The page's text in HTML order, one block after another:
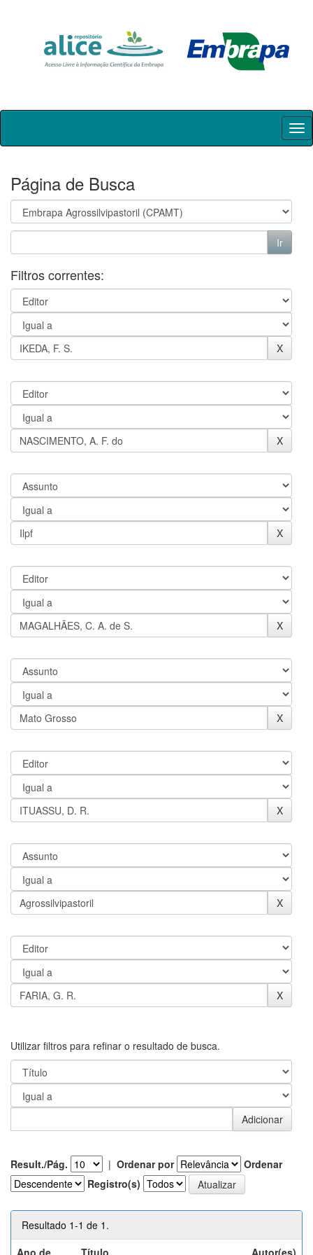
Skip
Página de Busca
Filtros correntes:
Utilizar filtros para refinar o resultado de busca.
Result./Pág. | Ordenar por
Ordenar
Registro(s)
Resultado 1-1 de 1.
Ano de
Título Autor(es)